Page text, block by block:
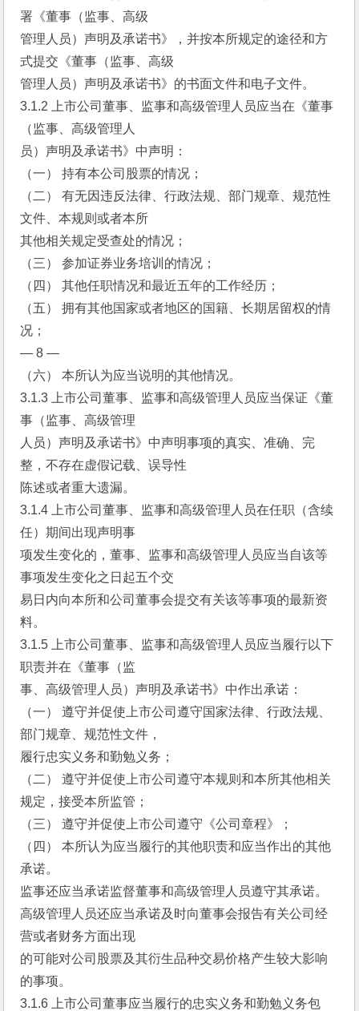
署《董事（监事、高级
管理人员）声明及承诺书》，并按本所规定的途径和方
式提交《董事（监事、高级
管理人员）声明及承诺书》的书面文件和电子文件。
3.1.2 上市公司董事、监事和高级管理人员应当在《董事
（监事、高级管理人
员）声明及承诺书》中声明：
（一） 持有本公司股票的情况；
（二） 有无因违反法律、行政法规、部门规章、规范性
文件、本规则或者本所
其他相关规定受查处的情况；
（三） 参加证券业务培训的情况；
（四） 其他任职情况和最近五年的工作经历；
（五） 拥有其他国家或者地区的国籍、长期居留权的情
况；
— 8 —
（六） 本所认为应当说明的其他情况。
3.1.3 上市公司董事、监事和高级管理人员应当保证《董
事（监事、高级管理
人员）声明及承诺书》中声明事项的真实、准确、完
整，不存在虚假记载、误导性
陈述或者重大遗漏。
3.1.4 上市公司董事、监事和高级管理人员在任职（含续
任）期间出现声明事
项发生变化的，董事、监事和高级管理人员应当自该等
事项发生变化之日起五个交
易日内向本所和公司董事会提交有关该等事项的最新资
料。
3.1.5 上市公司董事、监事和高级管理人员应当履行以下
职责并在《董事（监
事、高级管理人员）声明及承诺书》中作出承诺：
（一） 遵守并促使上市公司遵守国家法律、行政法规、
部门规章、规范性文件，
履行忠实义务和勤勉义务；
（二） 遵守并促使上市公司遵守本规则和本所其他相关
规定，接受本所监管；
（三） 遵守并促使上市公司遵守《公司章程》；
（四） 本所认为应当履行的其他职责和应当作出的其他
承诺。
监事还应当承诺监督董事和高级管理人员遵守其承诺。
高级管理人员还应当承诺及时向董事会报告有关公司经
营或者财务方面出现
的可能对公司股票及其衍生品种交易价格产生较大影响
的事项。
3.1.6 上市公司董事应当履行的忠实义务和勤勉义务包